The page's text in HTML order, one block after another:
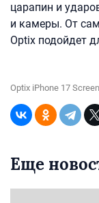
царапин и
и камеры. От
Optix подойдет
Optix iPhone 17
Еще